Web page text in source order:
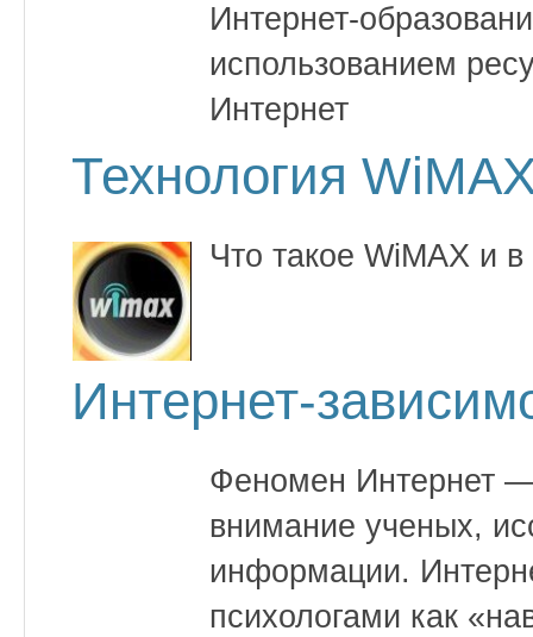
Интернет-
использованием
Интернет
Технология
Что такое WiMAX и
Интернет-
Феномен Интернет —
внимание ученых,
информации.
психологами как